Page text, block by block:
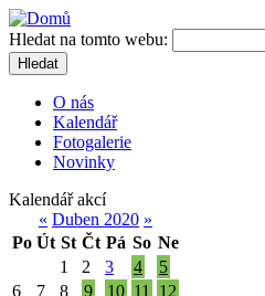
Hledat na tomto webu:
Hledat
O nás
Kalendář
Fotogalerie
Novinky
Kalendář akcí
« Duben 2020 »
Po Út St Čt Pá So Ne
1
2 3 4
5
6
7 8 9 10 11
12